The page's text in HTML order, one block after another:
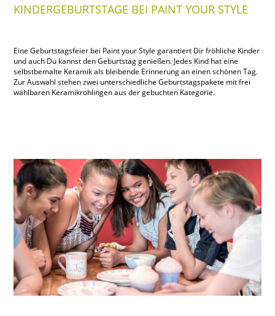
KINDERGEBURTSTAGE BEI PAINT YOUR STYLE
Eine Geburtstagsfeier bei Paint your Style garantiert Dir fröhliche Kinder
und auch Du kannst den Geburtstag genießen. Jedes Kind hat eine
selbstbemalte Keramik als bleibende Erinnerung an einen schönen Tag.
Zur Auswahl stehen zwei unterschiedliche Geburtstagspakete mit frei
wählbaren Keramikrohlingen aus der gebuchten Kategorie.